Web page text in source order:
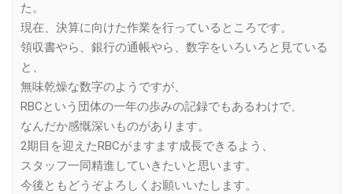
た。
現在、決算に向けた作業を行っているところです。
領収書やら、銀行の通帳やら、数字をいろいろと見ている
と、
無味乾燥な数字のようですが、
RBCという団体の一年の歩みの記録でもあるわけで、
なんだか感慨深いものがあります。
2期目を迎えたRBCがますます成長できるよう、
スタッフ一同精進していきたいと思います。
今後ともどうぞよろしくお願いいたします。